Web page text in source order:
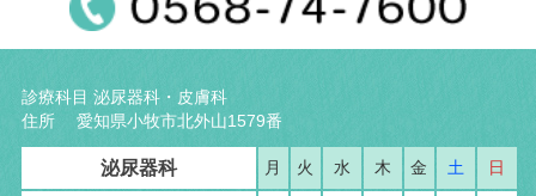
診療科目 泌尿器科・皮膚科
住所 愛知県小牧市北外山1579番
泌尿器科 月 火 水 木 金 土 日